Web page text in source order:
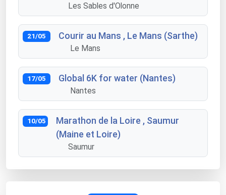
Les Sables d'Olonne
21/05 Courir au Mans , Le Mans (Sarthe)
Le Mans
17/05 Global 6K for water (Nantes)
Nantes
10/05
Marathon de la Loire , Saumur
(Maine et Loire)
Saumur